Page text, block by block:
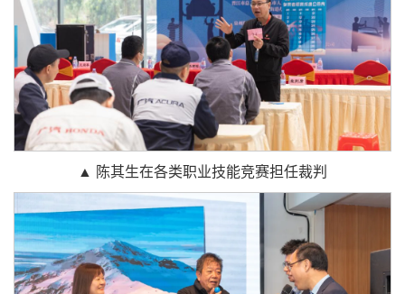
▲ 陈其生在各类职业技能竞赛担任裁判